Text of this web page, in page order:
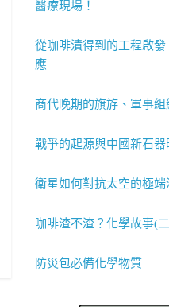
醫療現場！
從咖啡漬得到的工程啟
應
商代晚期的旗斿、軍事組
戰爭的起源與中國新石
衛星如何對抗太空的極
咖啡渣不渣？化學故事(
防災包必備化學物質